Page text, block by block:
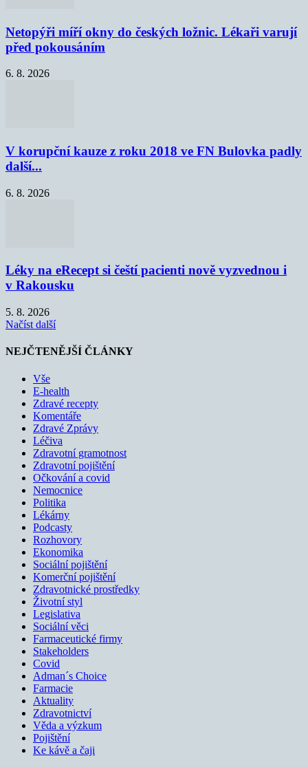
Netopýři míří okny do českých ložnic. Lékaři varují
před pokousáním
6. 8. 2026
V korupční kauze z roku 2018 ve FN Bulovka padly
další...
6. 8. 2026
Léky na eRecept si čeští pacienti nově vyzvednou i
v Rakousku
5. 8. 2026
Načíst další
NEJČTENĚJŠÍ ČLÁNKY
Vše
E-health
Zdravé recepty
Komentáře
Zdravé Zprávy
Léčiva
Zdravotní gramotnost
Zdravotní pojištění
Očkování a covid
Nemocnice
Politika
Lékárny
Podcasty
Rozhovory
Ekonomika
Sociální pojištění
Komerční pojištění
Zdravotnické prostředky
Životní styl
Legislativa
Sociální věci
Farmaceutické firmy
Stakeholders
Covid
Adman´s Choice
Farmacie
Aktuality
Zdravotnictví
Věda a výzkum
Pojištění
Ke kávě a čaji